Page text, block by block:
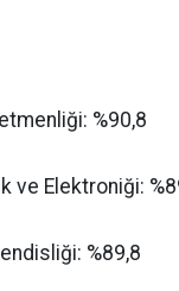
%90,8
ve Elektroniği:
%89,8